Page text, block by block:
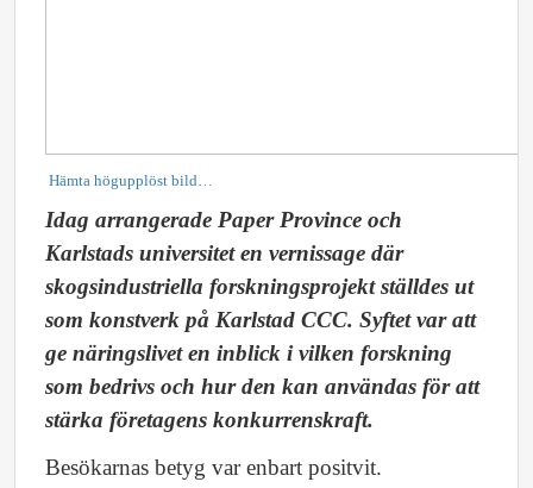
Hämta högupplöst bild…
Idag arrangerade Paper Province och
Karlstads universitet en vernissage där
skogsindustriella forskningsprojekt ställdes ut
som konstverk på Karlstad CCC. Syftet var att
ge näringslivet en inblick i vilken forskning
som bedrivs och hur den kan användas för att
stärka företagens konkurrenskraft.
Besökarnas betyg var enbart positvit.